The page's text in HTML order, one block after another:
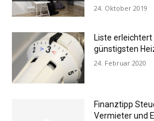
24. Oktober 2019
Liste
günstigsten
24. Februar 2020
Finanztipp
Vermieter und